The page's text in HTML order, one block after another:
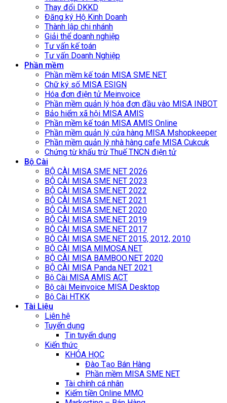
Thay đổi DKKD
Đăng ký Hộ Kinh Doanh
Thành lập chi nhánh
Giải thể doanh nghiệp
Tư vấn kế toán
Tư vấn Doanh Nghiệp
Phần mềm
Phần mềm kế toán MISA SME NET
Chữ ký số MISA ESIGN
Hóa đơn điện tử Meinvoice
Phần mềm quản lý hóa đơn đầu vào MISA INBOT
Bảo hiểm xã hội MISA AMIS
Phần mềm kế toán MISA AMIS Online
Phần mềm quản lý cửa hàng MISA Mshopkeeper
Phần mềm quản lý nhà hàng cafe MISA Cukcuk
Chứng từ khấu trừ Thuế TNCN điện tử
Bộ Cài
BỘ CÀI MISA SME NET 2026
BỘ CÀI MISA SME NET 2023
BỘ CÀI MISA SME.NET 2022
BỘ CÀI MISA SME.NET 2021
BỘ CÀI MISA SME.NET 2020
BỘ CÀI MISA SME.NET 2019
BỘ CÀI MISA SME.NET 2017
BỘ CÀI MISA SME.NET 2015, 2012, 2010
BỘ CÀI MISA MIMOSA.NET
BỘ CÀI MISA BAMBOO.NET 2020
BỘ CÀI MISA Panda.NET 2021
Bộ Cài MISA AMIS ACT
Bộ cài Meinvoice MISA Desktop
Bộ Cài HTKK
Tài Liệu
Liên hệ
Tuyển dụng
Tin tuyển dụng
Kiến thức
KHÓA HỌC
Đào Tạo Bán Hàng
Phần mềm MISA SME NET
Tài chính cá nhân
Kiếm tiền Online MMO